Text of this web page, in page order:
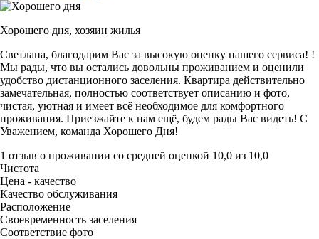
Хорошего дня, хозяин жилья
Светлана, благодарим Вас за высокую оценку нашего сервиса! !
Мы рады, что вы остались довольны проживанием и оценили
удобство дистанционного заселения. Квартира действительно
замечательная, полностью соответствует описанию и фото,
чистая, уютная и имеет всё необходимое для комфортного
проживания. Приезжайте к нам ещё, будем рады Вас видеть! С
Уважением, команда Хорошего Дня!
1 отзыв о проживании со средней оценкой 10,0 из 10,0
Чистота
Цена - качество
Качество обслуживания
Расположение
Своевременность заселения
Соответствие фото